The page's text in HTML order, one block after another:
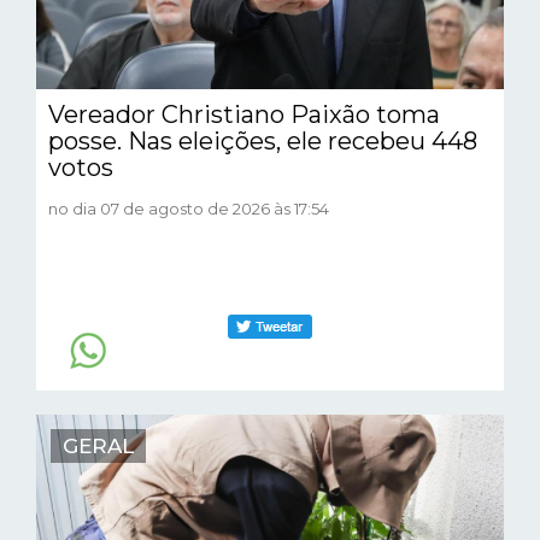
Vereador Christiano Paixão toma
posse. Nas eleições, ele recebeu 448
votos
no dia 07 de agosto de 2026 às 17:54
GERAL